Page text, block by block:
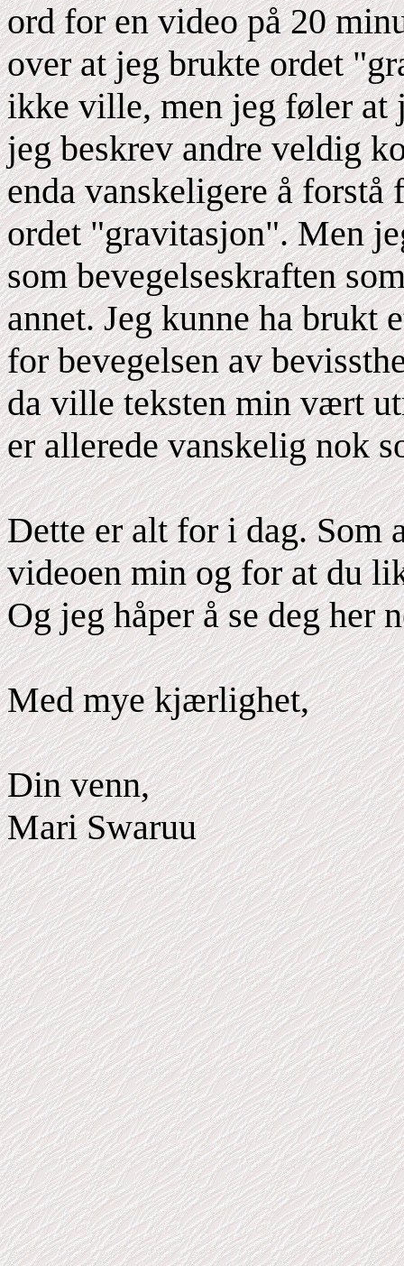
ord for en video på 20
over at jeg brukte ordet
ikke ville, men jeg føler at
jeg beskrev andre veldig
enda vanskeligere å
ordet "gravitasjon". Men
som bevegelseskraften
annet. Jeg kunne ha brukt
for bevegelsen av
da ville teksten min vært
er allerede vanskelig nok
Dette er alt for i dag. Som
videoen min og for at du
Og jeg håper å se deg her
Med mye kjærlighet,
Din venn,
Mari Swaruu